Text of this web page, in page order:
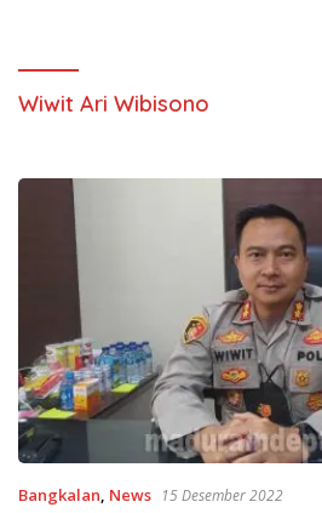
Wiwit Ari Wibisono
Bangkalan, News 15 Desember 2022